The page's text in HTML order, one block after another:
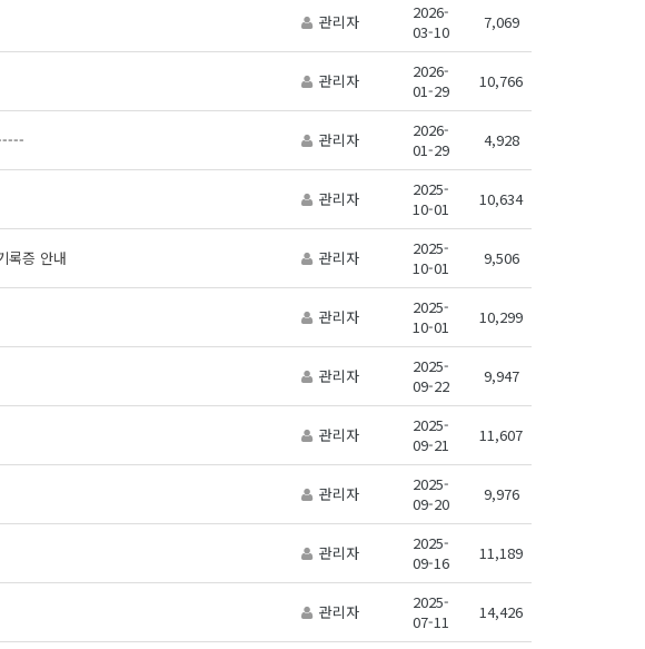
관리자
2026-
03-10
7,069
관리자
2026-
01-29
10,766
관리자
2026-
01-29
4,928
관리자
2025-
10-01
10,634
록증 안내 관리자
2025-
10-01
9,506
관리자
2025-
10-01
10,299
관리자
2025-
09-22
9,947
관리자
2025-
09-21
11,607
관리자
2025-
09-20
9,976
관리자
2025-
09-16
11,189
관리자
2025-
07-11
14,426